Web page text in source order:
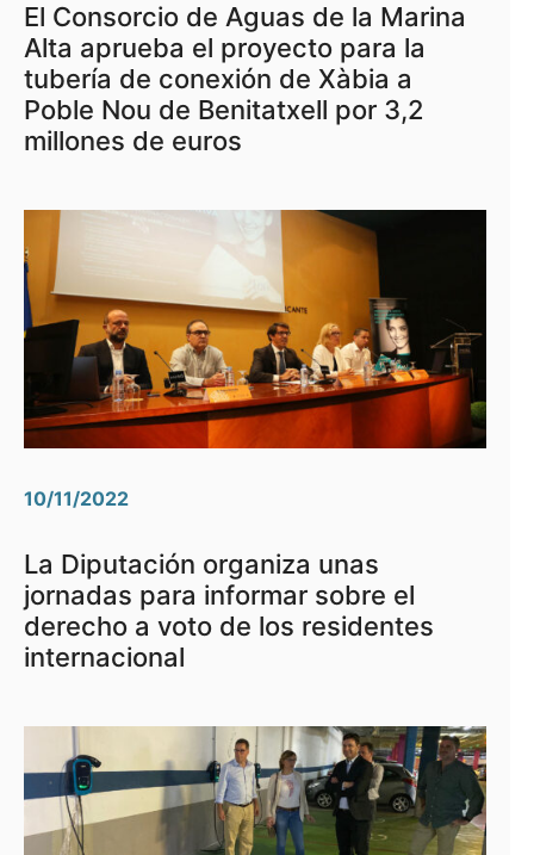
El Consorcio de Aguas de la Marina
Alta aprueba el proyecto para la
tubería de conexión de Xàbia a
Poble Nou de Benitatxell por 3,2
millones de euros
10/11/2022
La Diputación organiza unas
jornadas para informar sobre el
derecho a voto de los residentes
internacional